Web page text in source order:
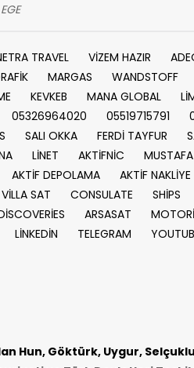
TRAVEL VİZEM HAZIR
MARGAS WANDSTOFF
KEVKEB MANA GLOBAL
05326964020 05519715791
SALI OKKA FERDİ TAYFUR
LİNET AKTİFNİC
AKTİF DEPOLAMA AKTİF NAKLİYE
VİLLA SAT CONSULATE SHİPS
ARSASAT
LİNKEDİN TELEGRAM
Hun, Göktürk, Uygur,